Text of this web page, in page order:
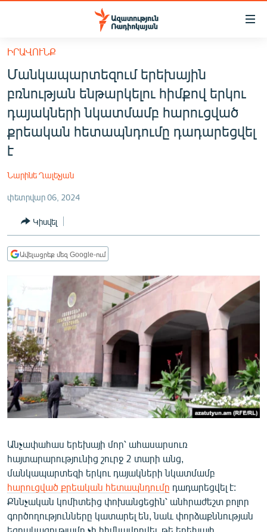
Մատչելիության
հիմնական
բովանդակությանը
Անցնել
հիմնական
մենյուին
Որոնում
ՀԱՅԱՍՏԱՆ
ՔԱՂԱՔԱԿԱՆ
ԸՆՏՐՈՒԹՅՈՒՆՆԵՐ 2026
ԻՐԱՎՈՒՆՔ
ՀԱՍԱՐԱԿՈՒԹՅՈՒՆ
ՊԱՏԵՐԱԶՄԻ 6 ՇԱԲԱԹՆԵՐԸ
ՏԱՐԱԾԱՇՐՋԱՆ
ՄԻՋԱԶԳԱՅԻՆ
ՄՇԱԿՈՒՅԹ
ՍՊՈՐՏ
ՄԵԿՆԱԲԱՆՈՒԹՅՈՒՆ
ՏՏ ԵՒ ԻՆՏԵՐՆԵՏ
ԿՈՐՈՆԱՎԻՐՈՒՍ
ԱՐԽԻՎ
ԲԱՆԱՎԵՃ
ՁԳՏԵԼՈՎ ԼԱՎԱԳՈՒՅՆԻՆ
ՓՈԴՔԱՍԹ
Հայերեն
ԻՐԱՎՈՒՆՔ
Մանկապարտեզում երեխային
բռնության ենթարկելու հիմքով երկու
դայակների նկատմամբ հարուցված
քրեական հետապնդումը դադարեցվել
է
Նարինե Ղալեչյան
փետրվար 06, 2024
Կիսվել
Ավելացրեք մեզ Google-ում
Անչափահաս երեխայի մոր՝ ահասարսուռ
հայտարարությունից շուրջ 2 տարի անց,
մանկապարտեզի երկու դայակների նկատմամբ
հարուցված քրեական հետապնդումը դադարեցվել է:
Քննչական կոմիտեից փոխանցեցին՝ անհրաժեշտ բոլոր
գործողությունները կատարել են, նաև փորձաքննության
եզրակացությամբ չի հիմնավորվել, թե երեխայի